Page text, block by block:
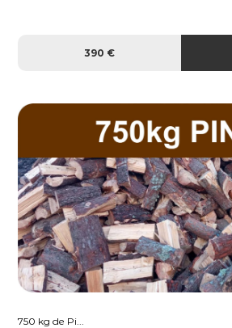
390 €
750 kg de Pi...